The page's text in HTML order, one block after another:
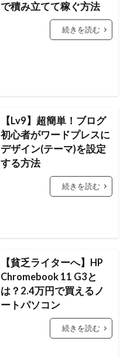
で積み立てて稼ぐ方法
続きを読む
【Lv9】超簡単！ブログ
初心者がワードプレスに
デザイン(テーマ)を設定
する方法
続きを読む
【貧乏ライターへ】HP
Chromebook 11 G3と
は？2.4万円で買えるノ
ートパソコン
続きを読む